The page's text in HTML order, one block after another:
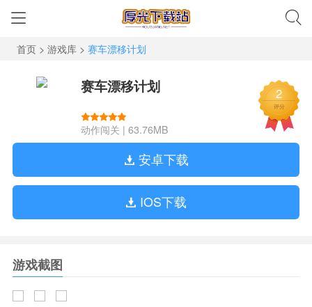
首页 > 游戏库 > 赛车漂移计划
赛车漂移计划
动作闯关 |63.76MB
2
评分
安卓下载
IOS下载
游戏截图